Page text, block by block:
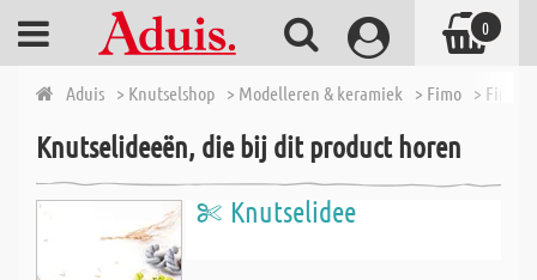
Aduis > Knutselshop > Modelleren & keramiek > Fimo > Fimo
Knutselideeën, die bij dit product horen
Knutselidee
0